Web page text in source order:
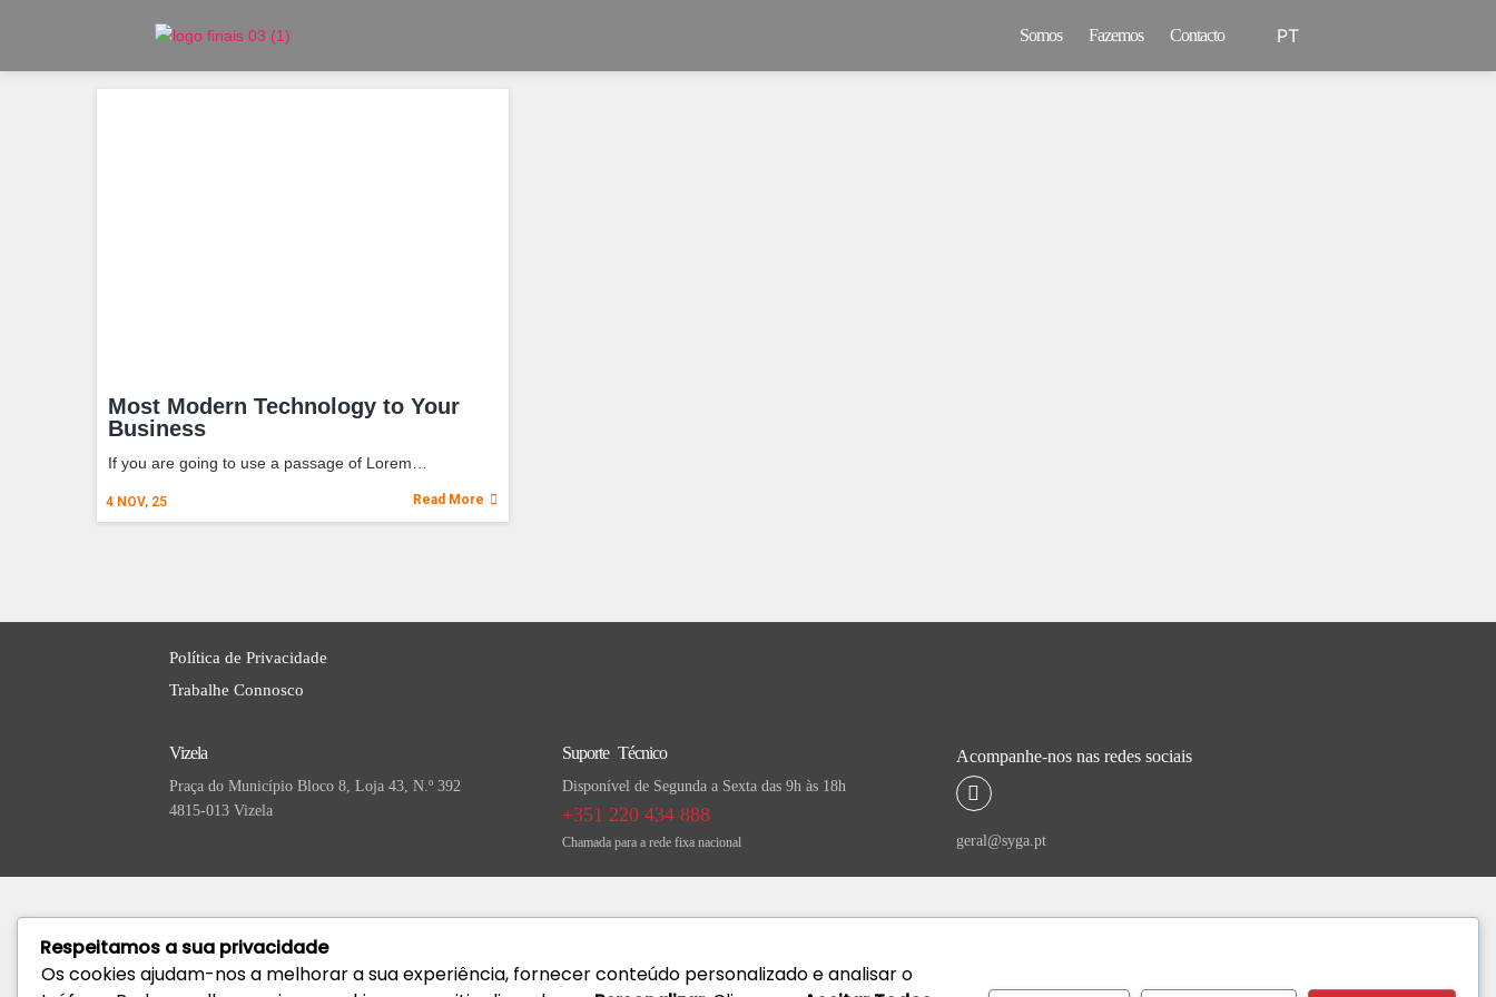
Somos Fazemos Contacto
PT
EN
Most Modern Technology to Your
Business
4 NOV, 25
If you are going to use a passage of Lorem…
Read More
Política de Privacidade
Trabalhe Connosco
Vizela
Praça do Município Bloco 8, Loja 43, N.º 392
4815-013 Vizela
Suporte Técnico
Disponível de Segunda a Sexta das 9h às 18h
+351 220 434 888
Chamada para a rede fixa nacional
Acompanhe-nos nas redes sociais
geral@syga.pt
Respeitamos a sua privacidade
Os cookies ajudam-nos a melhorar a sua experiência, fornecer conteúdo personalizado e analisar o